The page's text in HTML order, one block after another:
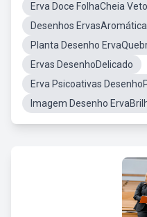
Erva Doce FolhaCheia
Desenhos
Planta Desenho
Ervas DesenhoDelicado
Erva Psicoativas
Imagem Desenho